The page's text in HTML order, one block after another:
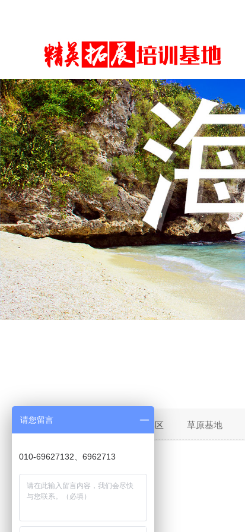
团建基地： 北京郊区 草原基地
请您留言
010-69627132、6962713